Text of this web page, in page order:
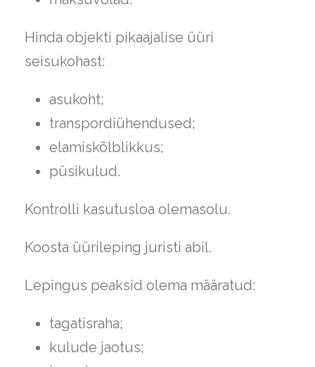
Hinda objekti pikaajalise üüri
seisukohast:
asukoht;
transpordiühendused;
elamiskõlblikkus;
püsikulud.
Kontrolli kasutusloa olemasolu.
Koosta üürileping juristi abil.
Lepingus peaksid olema määratud:
tagatisraha;
kulude jaotus;